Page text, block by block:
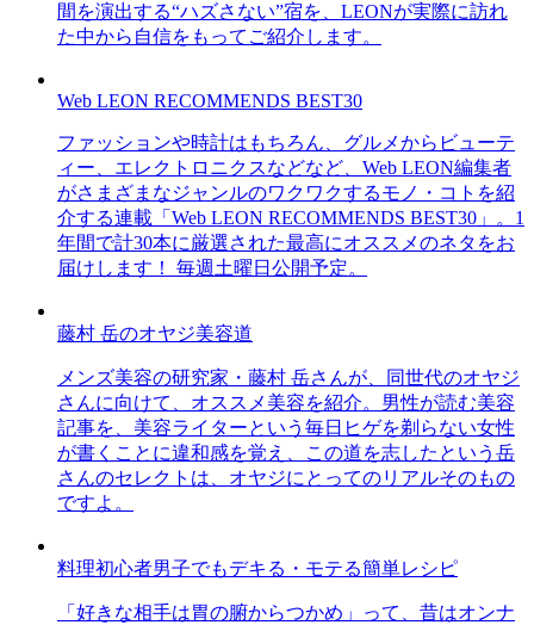
間を演出する“ハズさない”宿を、LEONが実際に訪れ
た中から自信をもってご紹介します。
Web LEON RECOMMENDS BEST30
ファッションや時計はもちろん、グルメからビューテ
ィー、エレクトロニクスなどなど、Web LEON編集者
がさまざまなジャンルのワクワクするモノ・コトを紹
介する連載「Web LEON RECOMMENDS BEST30」。1
年間で計30本に厳選された最高にオススメのネタをお
届けします！ 毎週土曜日公開予定。
藤村 岳のオヤジ美容道
メンズ美容の研究家・藤村 岳さんが、同世代のオヤジ
さんに向けて、オススメ美容を紹介。男性が読む美容
記事を、美容ライターという毎日ヒゲを剃らない女性
が書くことに違和感を覚え、この道を志したという岳
さんのセレクトは、オヤジにとってのリアルそのもの
ですよ。
料理初心者男子でもデキる・モテる簡単レシピ
「好きな相手は胃の腑からつかめ」って、昔はオンナ